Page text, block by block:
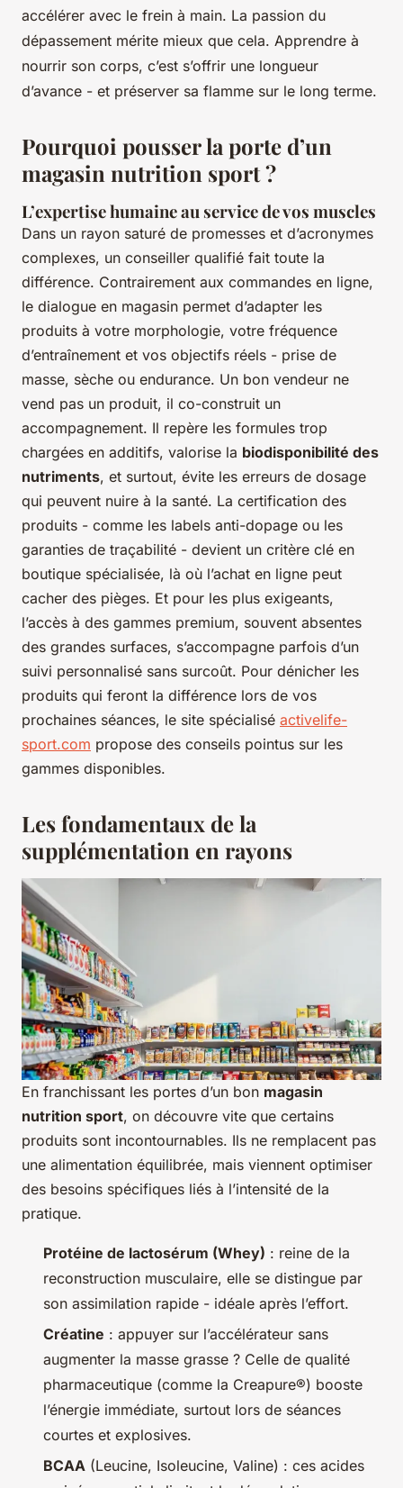
accélérer avec le frein à main. La passion du
dépassement mérite mieux que cela. Apprendre à
nourrir son corps, c’est s’offrir une longueur
d’avance - et préserver sa flamme sur le long terme.
Pourquoi pousser la porte d’un
magasin nutrition sport ?
L’expertise humaine au service de vos muscles
Dans un rayon saturé de promesses et d’acronymes
complexes, un conseiller qualifié fait toute la
différence. Contrairement aux commandes en ligne,
le dialogue en magasin permet d’adapter les
produits à votre morphologie, votre fréquence
d’entraînement et vos objectifs réels - prise de
masse, sèche ou endurance. Un bon vendeur ne
vend pas un produit, il co-construit un
accompagnement. Il repère les formules trop
chargées en additifs, valorise la biodisponibilité des
nutriments, et surtout, évite les erreurs de dosage
qui peuvent nuire à la santé. La certification des
produits - comme les labels anti-dopage ou les
garanties de traçabilité - devient un critère clé en
boutique spécialisée, là où l’achat en ligne peut
cacher des pièges. Et pour les plus exigeants,
l’accès à des gammes premium, souvent absentes
des grandes surfaces, s’accompagne parfois d’un
suivi personnalisé sans surcoût. Pour dénicher les
produits qui feront la différence lors de vos
prochaines séances, le site spécialisé activelife-
sport.com propose des conseils pointus sur les
gammes disponibles.
Les fondamentaux de la
supplémentation en rayons
En franchissant les portes d’un bon magasin
nutrition sport, on découvre vite que certains
produits sont incontournables. Ils ne remplacent pas
une alimentation équilibrée, mais viennent optimiser
des besoins spécifiques liés à l’intensité de la
pratique.
Protéine de lactosérum (Whey) : reine de la
reconstruction musculaire, elle se distingue par
son assimilation rapide - idéale après l’effort.
Créatine : appuyer sur l’accélérateur sans
augmenter la masse grasse ? Celle de qualité
pharmaceutique (comme la Creapure®) booste
l’énergie immédiate, surtout lors de séances
courtes et explosives.
BCAA (Leucine, Isoleucine, Valine) : ces acides